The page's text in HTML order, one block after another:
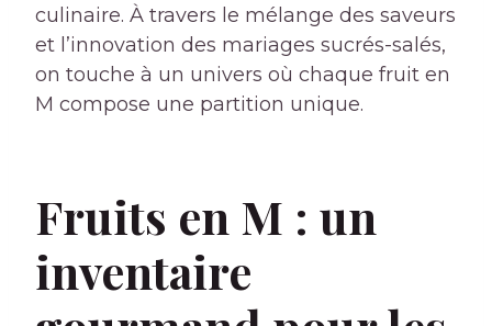
culinaire. À travers le mélange des saveurs
et l’innovation des mariages sucrés-salés,
on touche à un univers où chaque fruit en
M compose une partition unique.
Fruits en M : un
inventaire